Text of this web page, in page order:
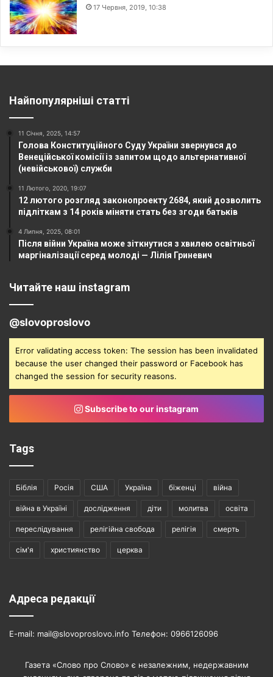
17 Червня, 2019, 10:38
Найпопулярніші статті
11 Січня, 2025, 14:57
Голова Конституційного Суду України звернувся до
Венеційської комісії із запитом щодо альтернативної
(невійськової) служби
11 Лютого, 2020, 19:07
12 лютого розгляд законопроекту 2684, який дозволить
підліткам з 14 років міняти стать без згоди батьків
4 Липня, 2025, 08:01
Після війни Україна може зіткнутися з хвилею освітньої
маргіналізації серед молоді — Лілія Гриневич
Читайте наш instagram
@slovoproslovo
Error validating access token: The session has been invalidated
because the user changed their password or Facebook has
changed the session for security reasons.
Subscribe to our instagram
Tags
Біблія Росія США Україна біженці війна
війна в Україні дослідження діти молитва освіта
переслідування релігійна свобода релігія смерть
сім'я християнство церква
Адреса редакції
E-mail: mail@slovoproslovo.info Телефон: 0966126096
Газета «Слово про Слово» є незалежним, недержавним